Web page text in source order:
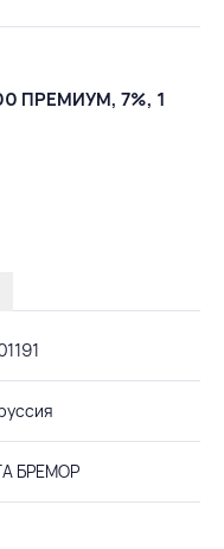
ПРЕМИУМ, 7%, 1
БРЕМОР